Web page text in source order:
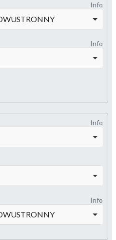
Info
Info
Info
Info